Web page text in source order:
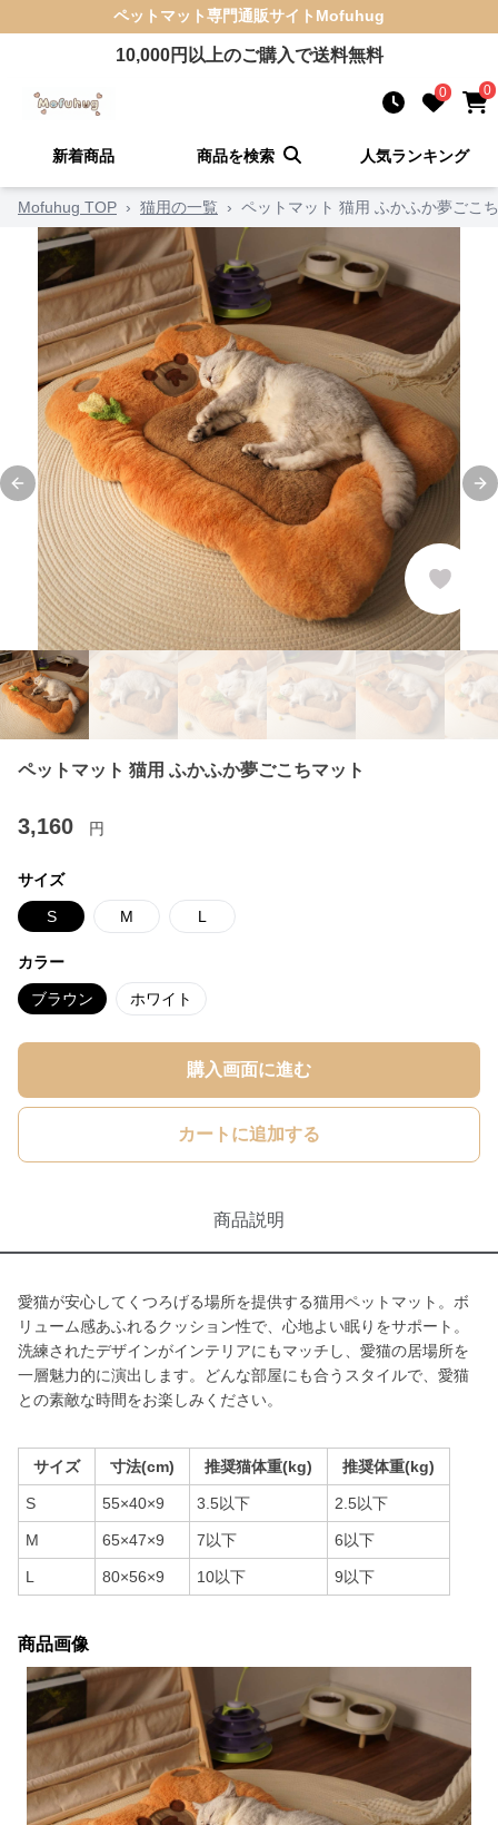
ペットマット専門通販サイト Mofuhug
10,000円以上のご購入で送料無料
0 0
新着商品 商品を検索 人気ランキング
Mofuhug TOP › 猫用の一覧 › ペットマット 猫用 ふかふか夢ごこ
Previous slide
ペットマット 猫用 ふかふか夢ごこちマット
3,160 円
サイズ
S M L
カラー
ブラウン ホワイト
購入画面に進む
カートに追加する
商品説明
愛猫が安心してくつろげる場所を提供する猫用ペットマット。ボ
リューム感あふれるクッション性で、心地よい眠りをサポート。
洗練されたデザインがインテリアにもマッチし、愛猫の居場所を
一層魅力的に演出します。どんな部屋にも合うスタイルで、愛猫
との素敵な時間をお楽しみください。
サイズ 寸法(cm) 推奨猫体重(kg) 推奨体重(kg)
S 55×40×9 3.5以下 2.5以下
M 65×47×9 7以下 6以下
L 80×56×9 10以下 9以下
商品画像